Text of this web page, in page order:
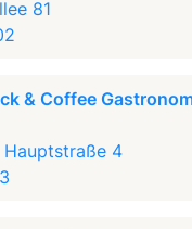
81
& Coffee
4